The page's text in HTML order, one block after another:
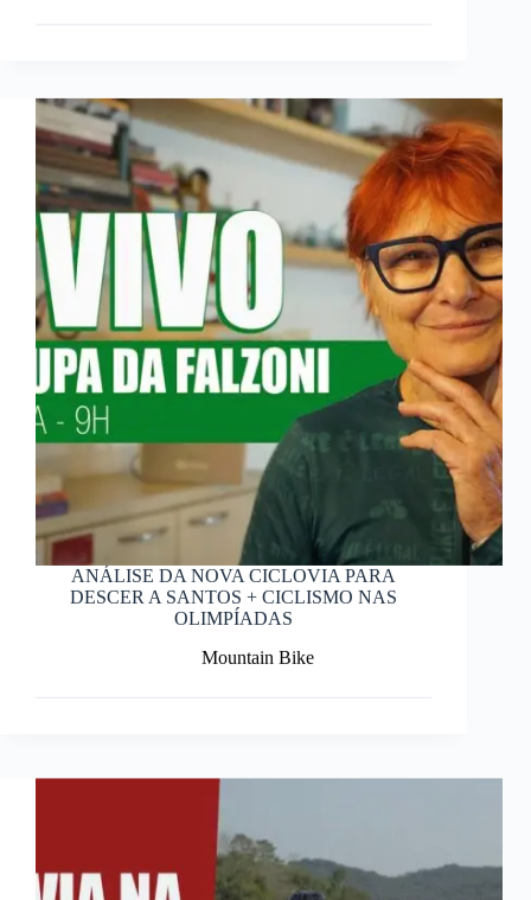
ANÁLISE DA NOVA CICLOVIA PARA
DESCER A SANTOS + CICLISMO NAS
OLIMPÍADAS
Mountain Bike